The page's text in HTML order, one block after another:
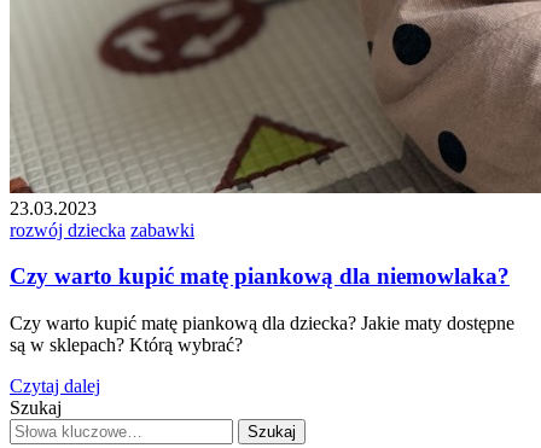
23.03.2023
rozwój dziecka zabawki
Czy warto kupić matę piankową dla niemowlaka?
Czy warto kupić matę piankową dla dziecka? Jakie maty dostępne
są w sklepach? Którą wybrać?
Czytaj dalej
Szukaj
Szukaj